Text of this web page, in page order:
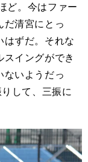
ど。今はファー
だ清宮にとっ
はずだ。それな
イングができ
ないようだっ
して、三振に